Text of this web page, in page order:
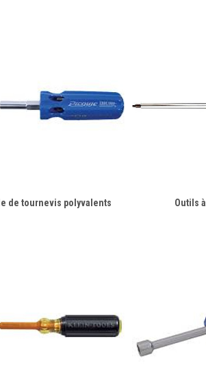
de tournevis polyvalents Outils